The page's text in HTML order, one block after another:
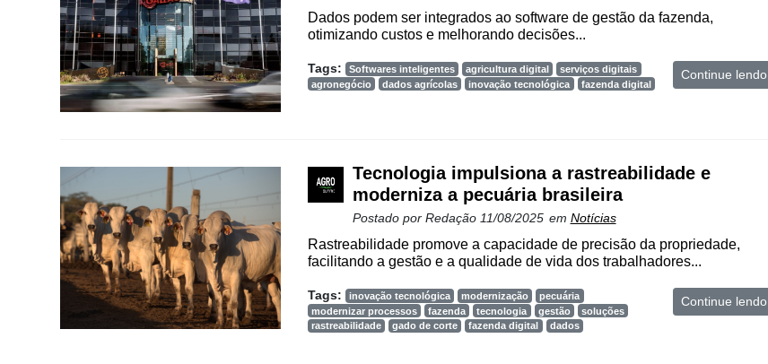
Agricultura
Precisão
Automação
Commerce
Dados podem ser integrados ao software de gestão da fazenda,
otimizando custos e melhorando decisões...
Tags: Softwares inteligentes agricultura digital
serviços digitais
agronegócio
dados agrícolas inovação tecnológica fazenda digital
Continue lendo
Tecnologia impulsiona a rastreabilidade e
moderniza a pecuária brasileira
Postado por Redação 11/08/2025 em Notícias
Rastreabilidade promove a capacidade de precisão da propriedade,
facilitando a gestão e a qualidade de vida dos trabalhadores...
Tags: inovação tecnológica modernização
pecuária
modernizar processos
fazenda tecnologia gestão
soluções
rastreabilidade
gado de corte fazenda digital dados
Continue lendo